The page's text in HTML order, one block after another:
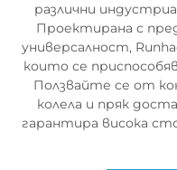
различни
Проектирана с
универсалност,
които се
Ползвайте се от
колела и пряк
гарантира висока